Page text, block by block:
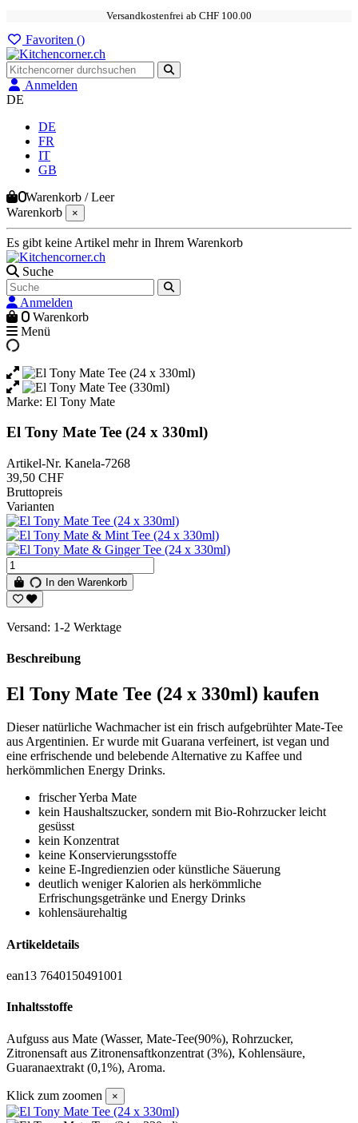
Versandkostenfrei ab CHF 100.00
Favoriten ()
Anmelden
DE
DE
FR
IT
GB
0Warenkorb /Leer
Warenkorb
×
Es gibt keine Artikel mehr in Ihrem Warenkorb
Suche
Anmelden
0 Warenkorb
Menü
Marke: El Tony Mate
El Tony Mate Tee (24 x 330ml)
Artikel-Nr. Kanela-7268
39,50 CHF
Bruttopreis
Varianten
In den Warenkorb
Versand: 1-2 Werktage
Beschreibung
El Tony Mate Tee (24 x 330ml) kaufen
Dieser natürliche Wachmacher ist ein frisch aufgebrühter Mate-Tee
aus Argentinien. Er wurde mit Guarana verfeinert, ist vegan und
eine erfrischende und belebende Alternative zu Kaffee und
herkömmlichen Energy Drinks.
frischer Yerba Mate
kein Haushaltszucker, sondern mit Bio-Rohrzucker leicht
gesüsst
kein Konzentrat
keine Konservierungsstoffe
keine E-Ingredienzien oder künstliche Säuerung
deutlich weniger Kalorien als herkömmliche
Erfrischungsgetränke und Energy Drinks
kohlensäurehaltig
Artikeldetails
ean13 7640150491001
Inhaltsstoffe
Aufguss aus Mate (Wasser, Mate-Tee(90%), Rohrzucker,
Zitronensaft aus Zitronensaftkonzentrat (3%), Kohlensäure,
Guaranaextrakt (0,1%), Aroma.
Klick zum zoomen ×